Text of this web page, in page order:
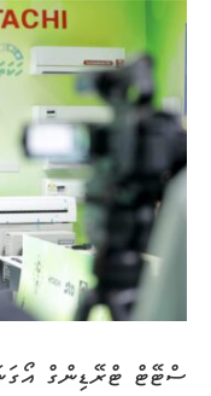
ސްޓޭޓް ޓްރޭޑިންގް